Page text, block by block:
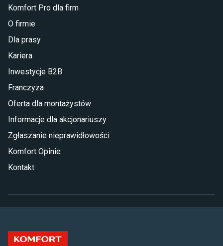
Komfort Pro dla firm
O firmie
Dla prasy
Kariera
Inwestycje B2B
Franczyza
Oferta dla montażystów
Informacje dla akcjonariuszy
Zgłaszanie nieprawidłowości
Komfort Opinie
Kontakt